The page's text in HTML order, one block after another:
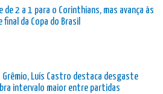
de 2 a 1 para o Corinthians, mas avança às
da Copa do Brasil
Grêmio, Luís Castro destaca desgaste
intervalo maior entre partidas